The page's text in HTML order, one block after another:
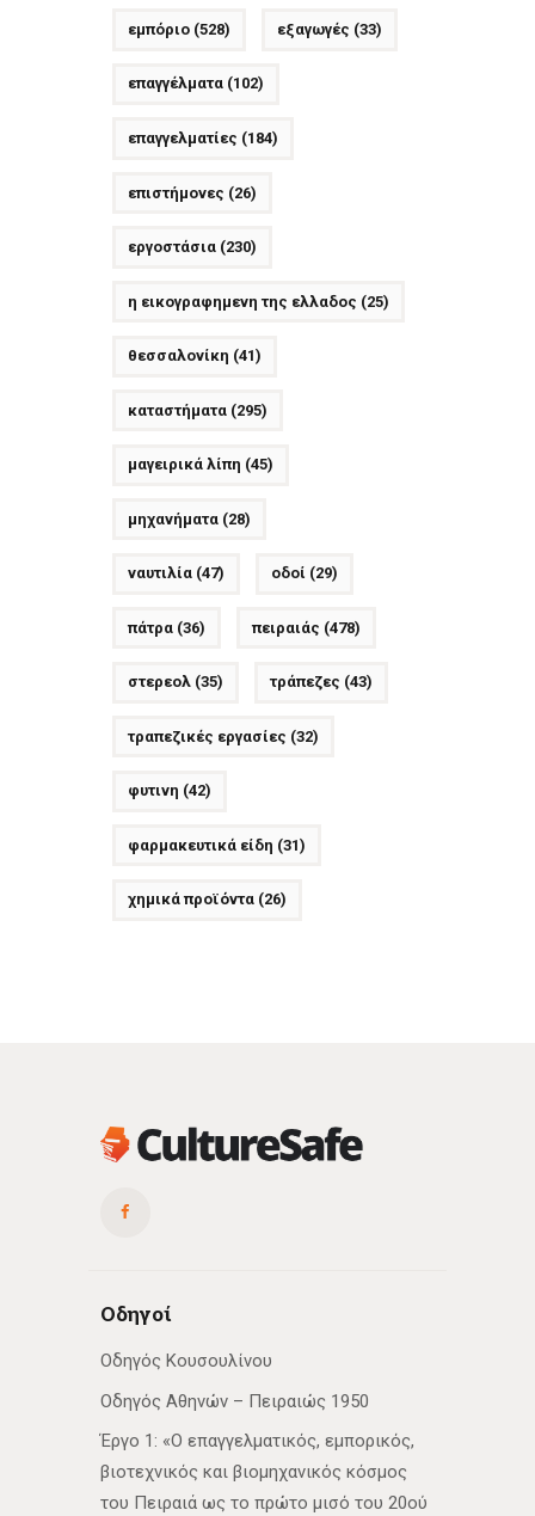
εμπόριο(528) εξαγωγές (33)
επαγγέλματα(102)
επαγγελματίες (184)
επιστήμονες (26)
εργοστάσια(230)
η εικογραφημενη της ελλαδος (25)
θεσσαλονίκη (41)
καταστήματα(295)
μαγειρικά λίπη (45)
μηχανήματα(28)
ναυτιλία(47) οδοί (29)
πάτρα(36) πειραιάς (478)
στερεολ(35) τράπεζες (43)
τραπεζικές εργασίες (32)
φυτινη (42)
φαρμακευτικά είδη (31)
χημικά προϊόντα(26)
Οδηγοί
Οδηγός Κουσουλίνου
Οδηγός Αθηνών – Πειραιώς 1950
Έργο 1: «Ο επαγγελματικός, εμπορικός,
βιοτεχνικός και βιομηχανικός κόσμος
του Πειραιά ως το πρώτο μισό του 20ού